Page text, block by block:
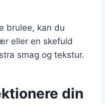
brulee, kan du
eller en skefuld
smag og tekstur.
din